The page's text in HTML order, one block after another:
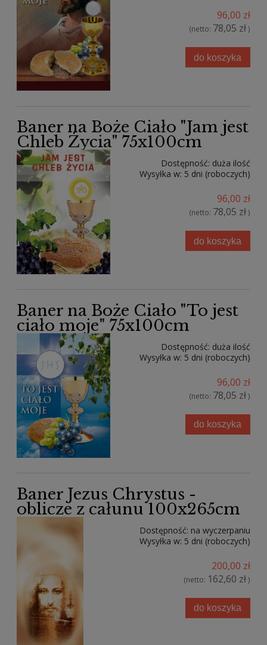
96,00 zł
(netto: 78,05 zł)
do koszyka
Baner na Boże Ciało "Jam jest
Chleb Życia" 75x100cm
Dostępność: duża ilość
Wysyłka w: 5 dni (roboczych)
96,00 zł
(netto: 78,05 zł)
do koszyka
Baner na Boże Ciało "To jest
ciało moje" 75x100cm
Dostępność: duża ilość
Wysyłka w: 5 dni (roboczych)
96,00 zł
(netto: 78,05 zł)
do koszyka
Baner Jezus Chrystus -
oblicze z całunu 100x265cm
Dostępność: na wyczerpaniu
Wysyłka w: 5 dni (roboczych)
200,00 zł
(netto: 162,60 zł)
do koszyka